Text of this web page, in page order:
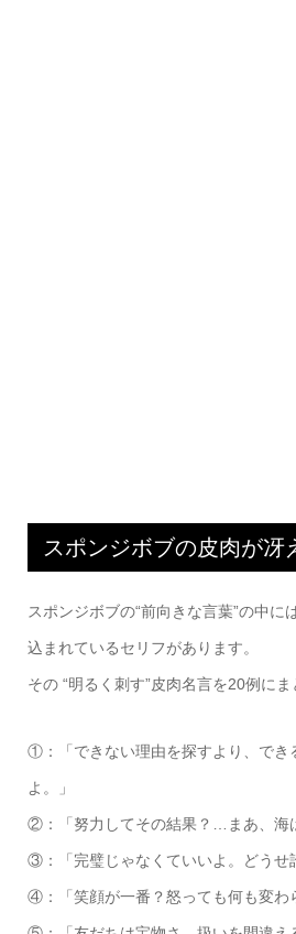
スポンジボブの皮肉が冴
スポンジボブの“前向きな言葉”の中に
込まれているセリフがあります。
その “明るく刺す”皮肉名言を20例にま
①：「できない理由を探すより、でき
よ。」
②：「努力してその結果？…まあ、海
③：「完璧じゃなくていいよ。どうせ
④：「笑顔が一番？怒っても何も変わ